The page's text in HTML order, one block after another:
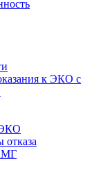
к ЭКО с